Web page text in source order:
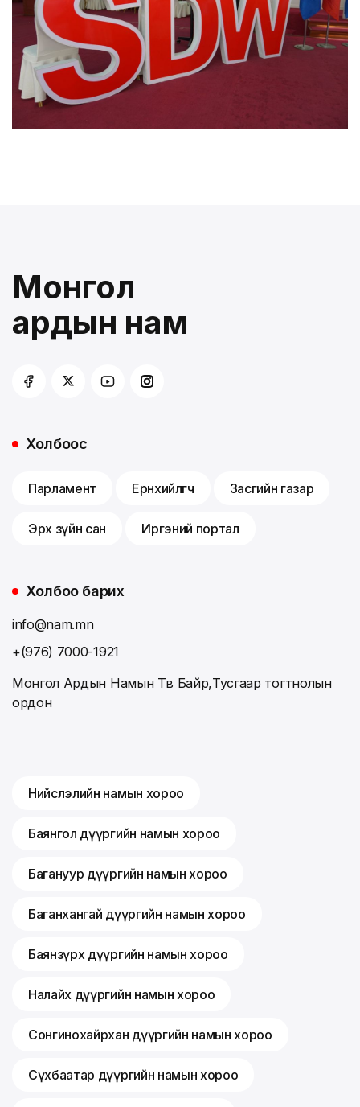
Монгол
ардын нам
Холбоос
Парламент Ерөнхийлөгч Засгийн газар
Эрх зүйн сан Иргэний портал
Холбоо барих
info@nam.mn
+(976) 7000-1921
Монгол Ардын Намын Төв Байр,Тусгаар тогтнолын
ордон
Нийслэлийн намын хороо
Баянгол дүүргийн намын хороо
Багануур дүүргийн намын хороо
Баганхангай дүүргийн намын хороо
Баянзүрх дүүргийн намын хороо
Налайх дүүргийн намын хороо
Сонгинохайрхан дүүргийн намын хороо
Сүхбаатар дүүргийн намын хороо